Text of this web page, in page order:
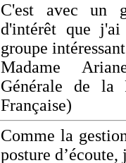
C'est avec un
d'intérêt que
groupe
Madame
Générale de la
Française)
Comme la
posture